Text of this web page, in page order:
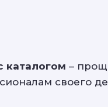
каталогом –
своего